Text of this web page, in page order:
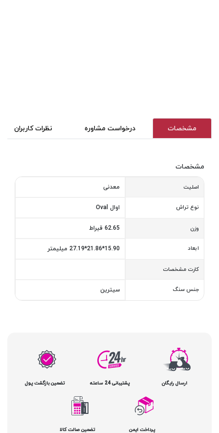
مشخصات درخواست مشاوره نظرات کاربران
مشخصات
اصلیت معدنی
نوع تراش اوال Oval
وزن 62.65 قیراط
ابعاد 15.90*21.86*27.19 میلیمتر
کارت مشخصات
جنس سنگ سیترین
ارسال رایگان پشتیبانی 24 ساعته تضمین بازگشت پول
پرداخت ایمن تضمین صالت کالا